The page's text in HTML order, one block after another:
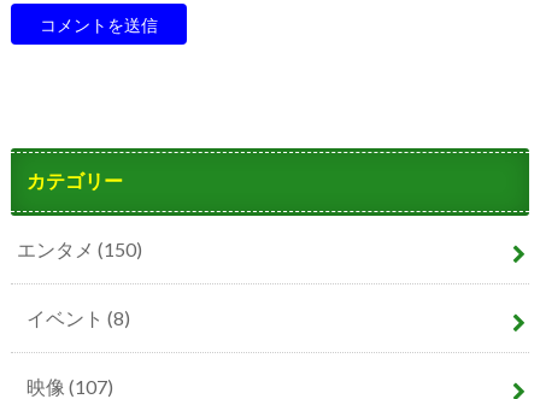
カテゴリー
エンタメ (150)
イベント (8)
映像 (107)